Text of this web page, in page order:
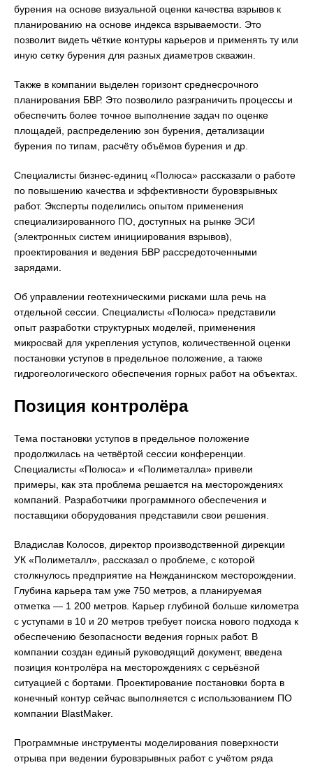
бурения на основе визуальной оценки качества взрывов к
планированию на основе индекса взрываемости. Это
позволит видеть чёткие контуры карьеров и применять ту или
иную сетку бурения для разных диаметров скважин.
Также в компании выделен горизонт среднесрочного
планирования БВР. Это позволило разграничить процессы и
обеспечить более точное выполнение задач по оценке
площадей, распределению зон бурения, детализации
бурения по типам, расчёту объёмов бурения и др.
Специалисты бизнес-единиц «Полюса» рассказали о работе
по повышению качества и эффективности буровзрывных
работ. Эксперты поделились опытом применения
специализированного ПО, доступных на рынке ЭСИ
(электронных систем инициирования взрывов),
проектирования и ведения БВР рассредоточенными
зарядами.
Об управлении геотехническими рисками шла речь на
отдельной сессии. Специалисты «Полюса» представили
опыт разработки структурных моделей, применения
микросвай для укрепления уступов, количественной оценки
постановки уступов в предельное положение, а также
гидрогеологического обеспечения горных работ на объектах.
Позиция контролёра
Тема постановки уступов в предельное положение
продолжилась на четвёртой сессии конференции.
Специалисты «Полюса» и «Полиметалла» привели
примеры, как эта проблема решается на месторождениях
компаний. Разработчики программного обеспечения и
поставщики оборудования представили свои решения.
Владислав Колосов, директор производственной дирекции
УК «Полиметалл», рассказал о проблеме, с которой
столкнулось предприятие на Нежданинском месторождении.
Глубина карьера там уже 750 метров, а планируемая
отметка — 1 200 метров. Карьер глубиной больше километра
с уступами в 10 и 20 метров требует поиска нового подхода к
обеспечению безопасности ведения горных работ. В
компании создан единый руководящий документ, введена
позиция контролёра на месторождениях с серьёзной
ситуацией с бортами. Проектирование постановки борта в
конечный контур сейчас выполняется с использованием ПО
компании BlastMaker.
Программные инструменты моделирования поверхности
отрыва при ведении буровзрывных работ с учётом ряда